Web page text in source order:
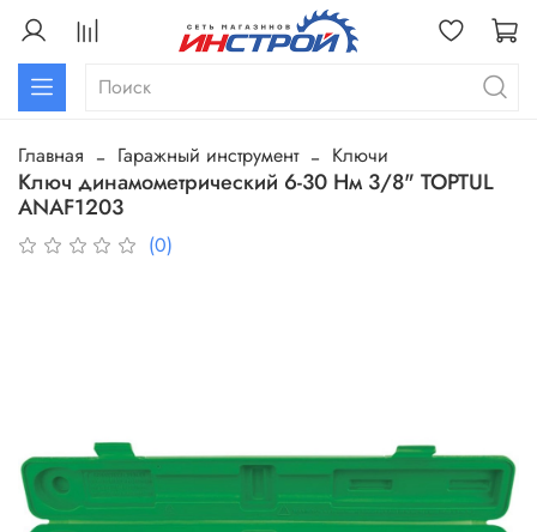
Главная Гаражный инструмент Ключи
Ключ динамометрический 6-30 Нм 3/8" TOPTUL
ANAF1203
(0)